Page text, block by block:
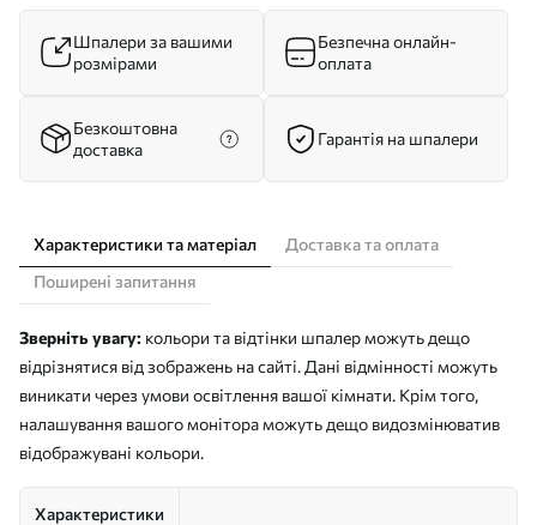
Шпалери за вашими
розмірами
Безпечна онлайн-
оплата
Безкоштовна
доставка
Гарантія на шпалери
Характеристики та матеріал
Доставка та оплата
Поширені запитання
Зверніть увагу: кольори та відтінки шпалер можуть дещо
відрізнятися від зображень на сайті. Дані відмінності можуть
виникати через умови освітлення вашої кімнати. Крім того,
налашування вашого монітора можуть дещо видозмінюватив
відображувані кольори.
Характеристики